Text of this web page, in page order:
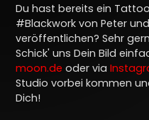
Du hast bereits ein
#Blackwork von Peter
veröffentlichen? Sehr
Schick' uns Dein Bild
moon.de oder via
Studio vorbei kommen
Dich!